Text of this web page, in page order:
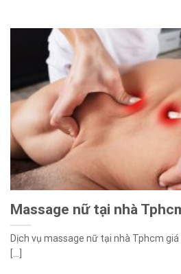
Massage nữ tại nhà
Dịch vụ massage nữ tại nhà Tphcm giá